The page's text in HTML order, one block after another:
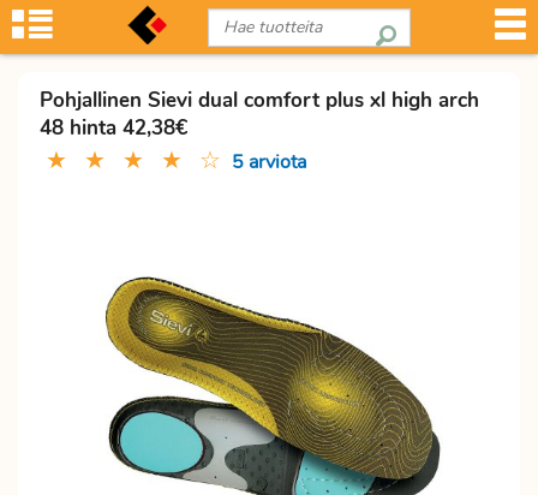
Pohjallinen Sievi dual comfort plus xl high arch
48 hinta 42,38€
★ ★ ★ ★ ☆ 5 arviota